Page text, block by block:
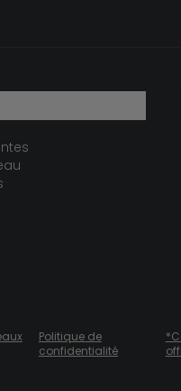
Politique de
confidentialité